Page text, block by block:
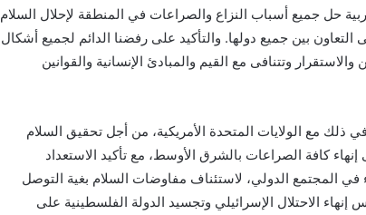
العربية حل جميع أسباب النزاع والصراعات في المنطقة لإحلال السلام
بين جميع دولها. والتأكيد على رفضنا الدائم لجميع أشكال
وتتنافى مع القيم والمبادئ الإنسانية والقوانين
في ذلك مع الولايات المتحدة الأمريكية، من أجل تحقيق السلام
كافة الصراعات بالشرق الأوسط، مع تأكيد الاستعداد
في المجتمع الدولي، لاستئناف مفاوضات السلام بغية التوصل
الاحتلال الإسرائيلي وتجسيد الدولة الفلسطينية على